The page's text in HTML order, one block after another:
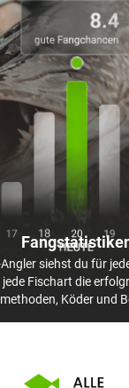
siehst du für
jede Fischart die
Köder und